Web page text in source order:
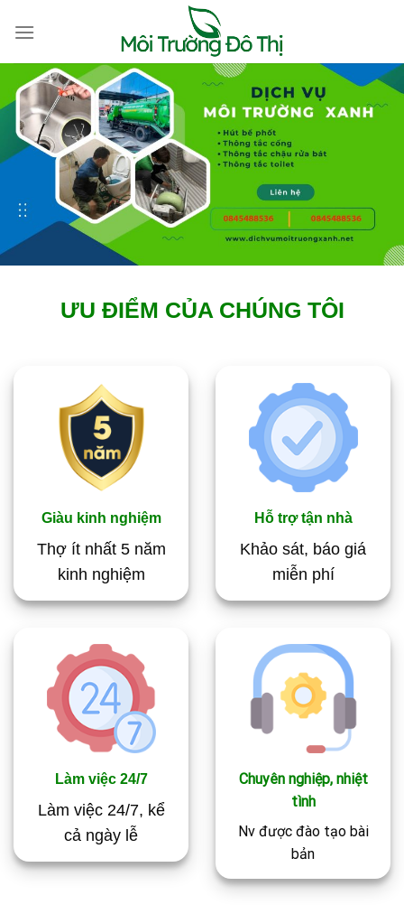
ƯU ĐIỂM CỦA CHÚNG TÔI
Giàu kinh nghiệm
Thợ ít nhất 5 năm
kinh nghiệm
Hỗ trợ tận nhà
Khảo sát, báo giá
miễn phí
Làm việc 24/7
Làm việc 24/7, kể
cả ngày lễ
Chuyên nghiệp, nhiệt
tình
Nv được đào tạo bài
bản